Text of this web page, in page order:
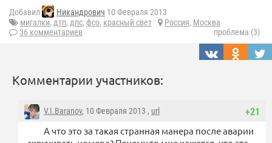
Добавил Никандрович 10 Февраля 2013
мигалки, дтп, дпс, фсо, красный свет Россия, Москва
36 комментариев
проблема (3)
Комментарии участников:
+21
V.I.Baranov, 10 Февраля 2013 , url
А что это за такая странная манера после аварии